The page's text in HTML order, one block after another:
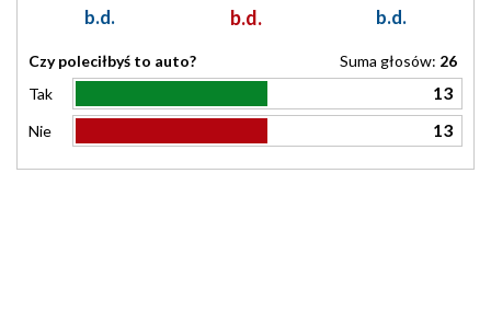
b.d. b.d. b.d.
Czy poleciłbyś to auto? Suma głosów: 26
Tak
13
Nie 13